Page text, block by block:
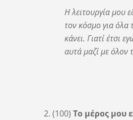
Η λειτουργία μου
τον κόσμο για
κάνει. Γιατί έτσι
αυτά μαζί με όλον
2. (100) Το μέρος μου